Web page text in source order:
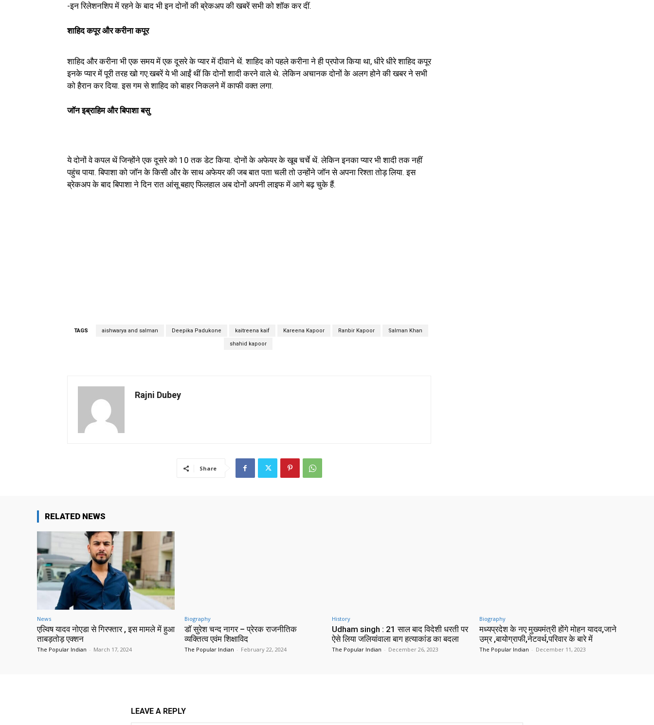
-इन रिलेशनशिप में रहने के बाद भी इन दोनों की ब्रेकअप की खबरें सभी को शॉक कर दीं.
शाहिद कपूर और करीना कपूर
शाहिद और करीना भी एक समय में एक दूसरे के प्यार में दीवाने थें. शाहिद को पहले करीना ने ही प्रपोज किया था, धीरे धीरे शाहिद कपूर
इनके प्यार में पूरी तरह खो गए.खबरें ये भी आईं थीं कि दोनों शादी करने वाले थे. लेकिन अचानक दोनों के अलग होने की खबर ने सभी
को हैरान कर दिया. इस गम से शाहिद को बाहर निकलने में काफी वक्त लगा.
जॉन इब्राहिम और बिपाशा बसु
ये दोनों वे कपल थें जिन्होंने एक दूसरे को 10 तक डेट किया. दोनों के अफेयर के खूब चर्चे थें. लेकिन इनका प्यार भी शादी तक नहीं
पहुंच पाया. बिपाशा को जॉन के किसी और के साथ अफेयर की जब बात पता चली तो उन्होंने जॉन से अपना रिश्ता तोड़ लिया. इस
ब्रेकअप के बाद बिपाशा ने दिन रात आंसू बहाए फिलहाल अब दोनों अपनी लाइफ में आगे बढ़ चुके हैं.
TAGS aishwarya and salman Deepika Padukone kaitreena kaif Kareena Kapoor Ranbir Kapoor Salman Khan
shahid kapoor
Rajni Dubey
Share
RELATED NEWS
News
एल्विष यादव नोएडा से गिरफ्तार , इस मामले में हुआ
ताबड़तोड़ एक्शन
The Popular Indian - March 17, 2024
Biography
डॉ सुरेश चन्द नागर – प्रेरक राजनीतिक
व्यक्तित्व एवंम शिक्षाविद
The Popular Indian - February 22, 2024
History
Udham singh : 21 साल बाद विदेशी धरती पर
ऐसे लिया जलियांवाला बाग हत्याकांड का बदला
The Popular Indian - December 26, 2023
Biography
मध्यप्रदेश के नए मुख्यमंत्री होंगे मोहन यादव,जाने
उम्र ,बायोग्राफी,नेटवर्थ,परिवार के बारे में
The Popular Indian - December 11, 2023
LEAVE A REPLY